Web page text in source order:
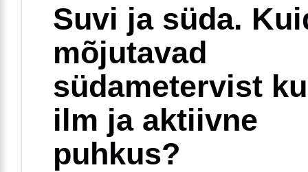
Suvi ja süda.
mõjutavad
südametervist
ilm ja aktiivne
puhkus?